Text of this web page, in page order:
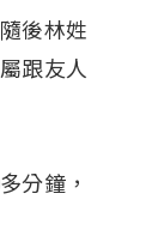
後林姓
跟友人
分鐘，